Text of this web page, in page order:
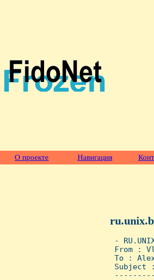
О проекте Навигация
-
From :
To :
Subject :